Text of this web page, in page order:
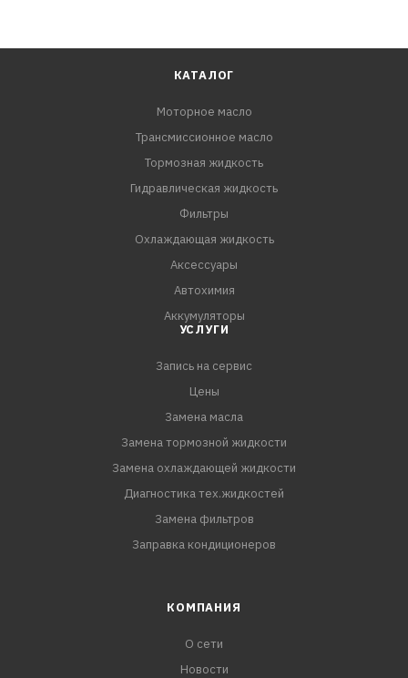
КАТАЛОГ
Моторное масло
Трансмиссионное масло
Тормозная жидкость
Гидравлическая жидкость
Фильтры
Охлаждающая жидкость
Аксессуары
Автохимия
Аккумуляторы
УСЛУГИ
Запись на сервис
Цены
Замена масла
Замена тормозной жидкости
Замена охлаждающей жидкости
Диагностика тех.жидкостей
Замена фильтров
Заправка кондиционеров
КОМПАНИЯ
О сети
Новости